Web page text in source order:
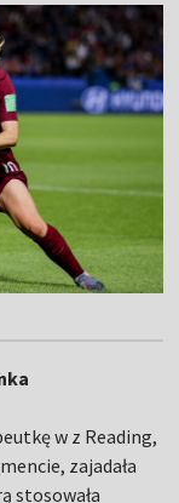
w z Reading,
zajadała
stosowała